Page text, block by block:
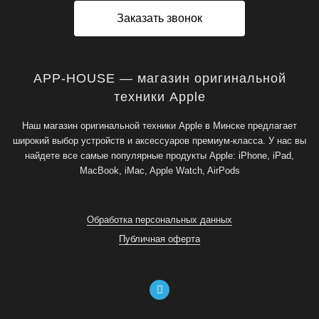
Заказать звонок
APP-HOUSE — магазин оригинальной
техники Apple
Наш магазин оригинальной техники Apple в Минске предлагает
широкий выбор устройств и аксессуаров премиум-класса. У нас вы
найдете все самые популярные продукты Apple: iPhone, iPad,
MacBook, iMac, Apple Watch, AirPods
Обработка персональных данных
Публичная оферта